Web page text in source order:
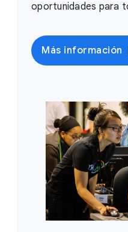
oportunidades para
Más información